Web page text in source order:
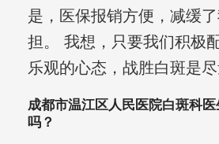
是，医保报销方便，减缓
担。 我想，只要我们积极
乐观的心态，战胜白斑是尽
成都市温江区人民医院白斑科
吗？